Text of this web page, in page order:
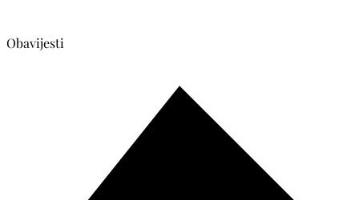
Obavijesti